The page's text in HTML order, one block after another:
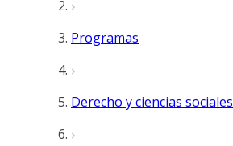
Programas
Derecho y ciencias sociales